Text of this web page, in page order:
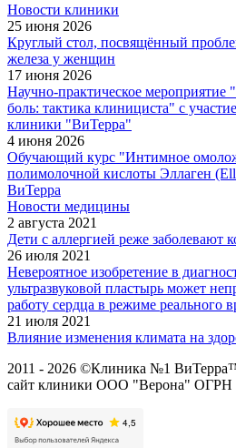
Новости клиники
25 июня 2026
Круглый стол, посвящённый
железа у женщин
17 июня 2026
Научно-практическое мероприятие
боль: тактика клинициста" с
клиники "ВиТерра"
4 июня 2026
Обучающий курс "Интимное
полимолочной кислоты Эллаген
ВиТерра
Новости медицины
2 августа 2021
Дети с аллергией реже заболевают
26 июля 2021
Невероятное изобретение в
ультразвуковой пластырь может
работу сердца в режиме реального
21 июля 2021
Влияние изменения климата на
2011 - 2026 ©Клиника №1
сайт клиники ООО "Верона" ОГРН